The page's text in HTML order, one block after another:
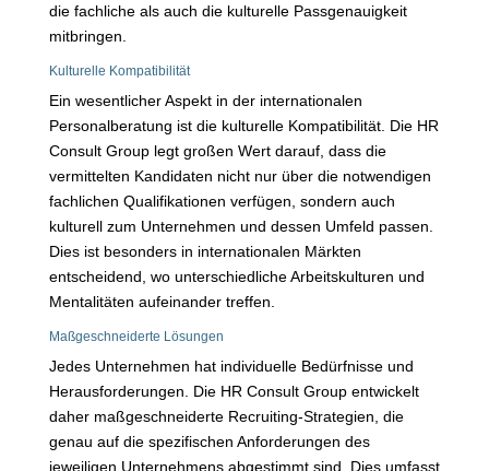
die fachliche als auch die kulturelle Passgenauigkeit
mitbringen.
Kulturelle Kompatibilität
Ein wesentlicher Aspekt in der internationalen
Personalberatung ist die kulturelle Kompatibilität. Die HR
Consult Group legt großen Wert darauf, dass die
vermittelten Kandidaten nicht nur über die notwendigen
fachlichen Qualifikationen verfügen, sondern auch
kulturell zum Unternehmen und dessen Umfeld passen.
Dies ist besonders in internationalen Märkten
entscheidend, wo unterschiedliche Arbeitskulturen und
Mentalitäten aufeinander treffen.
Maßgeschneiderte Lösungen
Jedes Unternehmen hat individuelle Bedürfnisse und
Herausforderungen. Die HR Consult Group entwickelt
daher maßgeschneiderte Recruiting-Strategien, die
genau auf die spezifischen Anforderungen des
jeweiligen Unternehmens abgestimmt sind. Dies umfasst